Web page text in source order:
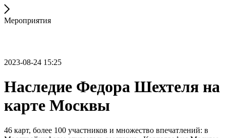
Мероприятия
2023-08-24 15:25
Наследие Федора Шехтеля на
карте Москвы
46 карт, более 100 участников и множество впечатлений: в